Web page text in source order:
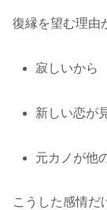
復縁を望む理由
寂しいから
新しい恋が
元カノが他
こうした感情だ